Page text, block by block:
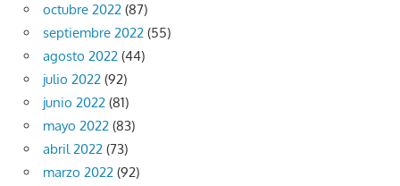
octubre 2022 (87)
septiembre 2022 (55)
agosto 2022 (44)
julio 2022 (92)
junio 2022 (81)
mayo 2022 (83)
abril 2022 (73)
marzo 2022 (92)